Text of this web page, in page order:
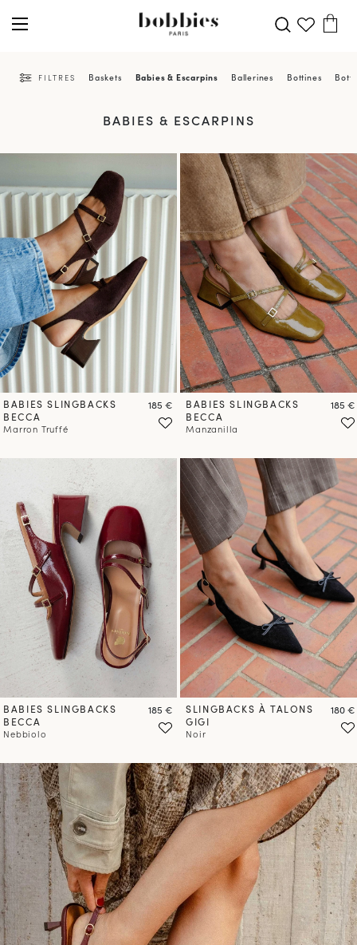
FILTRES Baskets Babies & Escarpins Ballerines Bottines
BABIES & ESCARPINS
BABIES SLINGBACKS
BECCA
Marron Truffé
Prix
185 €
BABIES SLINGBACKS
BECCA
Manzanilla
Prix
185 €
BABIES SLINGBACKS
BECCA
Nebbiolo
Prix
185 €
SLINGBACKS À TALONS
GIGI
Noir
Prix
180 €